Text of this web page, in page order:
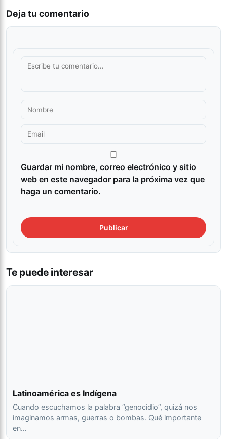
Deja tu comentario
Guardar mi nombre, correo electrónico y sitio
web en este navegador para la próxima vez que
haga un comentario.
Te puede interesar
Latinoamérica es Indígena
Cuando escuchamos la palabra “genocidio”, quizá nos
imaginamos armas, guerras o bombas. Qué importante
en…